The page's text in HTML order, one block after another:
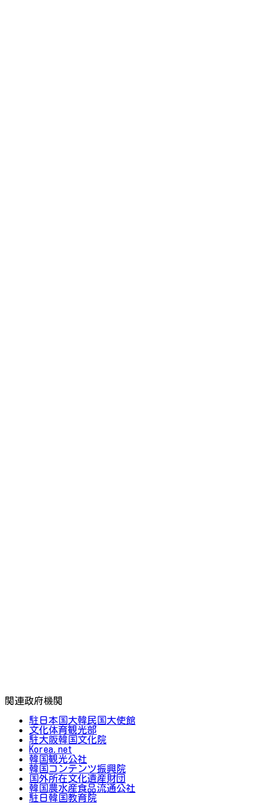
関連政府機関
駐日本国大韓民国大使館
文化体育観光部
駐大阪韓国文化院
Korea.net
韓国観光公社
韓国コンテンツ振興院
国外所在文化遺産財団
韓国農水産食品流通公社
駐日韓国教育院